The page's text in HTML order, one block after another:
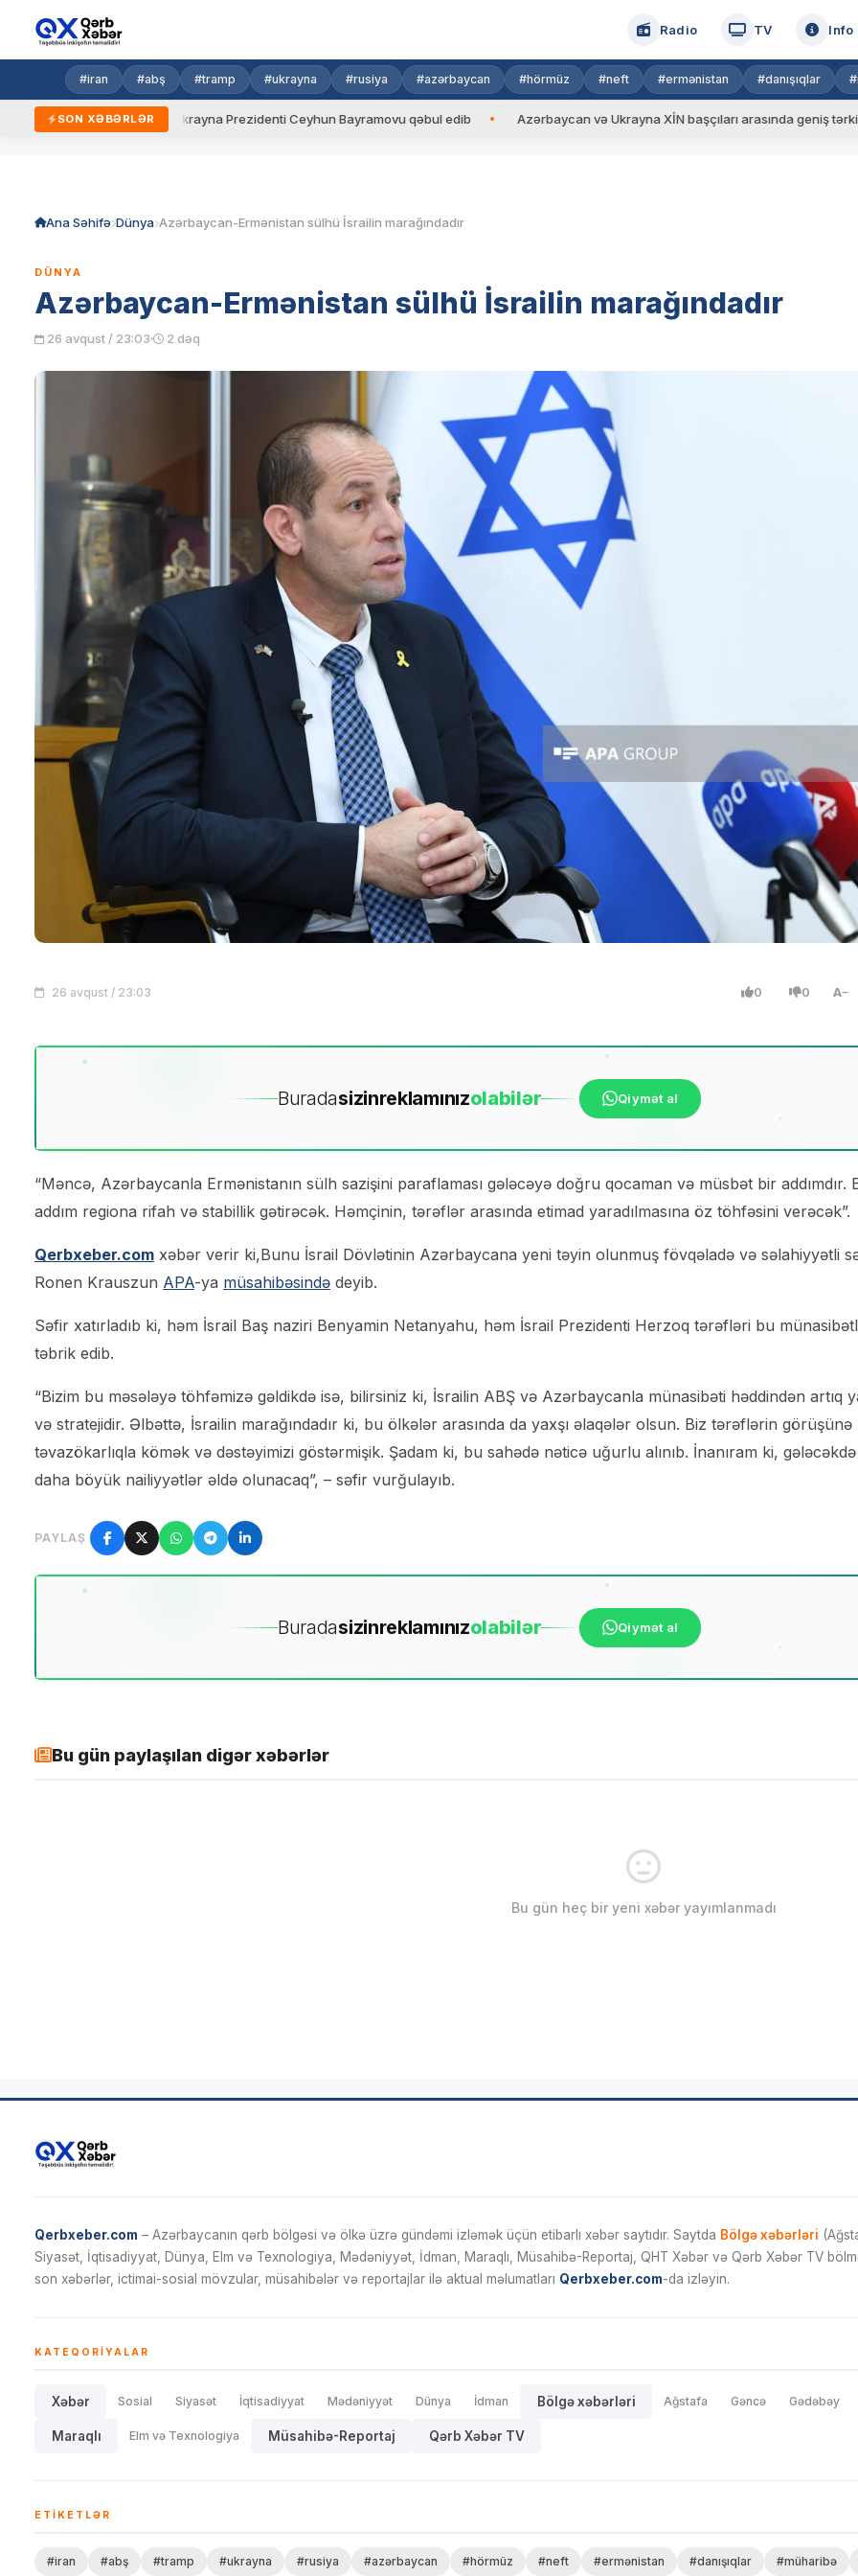
Radio TV Info
#iran #abş #tramp #ukrayna #rusiya #azərbaycan #hörmüz #neft #ermənistan #danışıqlar
SON XƏBƏRLƏR
yeni qaydalar Ukrayna Prezidenti Ceyhun Bayramovu qəbul edib Azərbaycan və Ukrayna XİN başçıları arasında geniş tərkibdə
Ana Səhifə Dünya Azərbaycan-Ermənistan sülhü İsrailin marağındadır
DÜNYA
Azərbaycan-Ermənistan sülhü İsrailin marağındadır
26 avqust / 23:03 2 dəq
26 avqust / 23:03 0 0 A
Buradasizinreklamınızolabilər Qiymət al
“Məncə, Azərbaycanla Ermənistanın sülh sazişini paraflaması gələcəyə doğru qocaman və müsbət bir addımdır.
addım regiona rifah və stabillik gətirəcək. Həmçinin, tərəflər arasında etimad yaradılmasına öz töhfəsini verəcək”.
Qerbxeber.com xəbər verir ki,Bunu İsrail Dövlətinin Azərbaycana yeni təyin olunmuş fövqəladə və səlahiyyətli
Ronen Krauszun APA-ya müsahibəsində deyib.
Səfir xatırladıb ki, həm İsrail Baş naziri Benyamin Netanyahu, həm İsrail Prezidenti Herzoq tərəfləri bu
təbrik edib.
“Bizim bu məsələyə töhfəmizə gəldikdə isə, bilirsiniz ki, İsrailin ABŞ və Azərbaycanla münasibəti həddindən artıq
və stratejidir. Əlbəttə, İsrailin marağındadır ki, bu ölkələr arasında da yaxşı əlaqələr olsun. Biz tərəflərin görüşünə
təvazökarlıqla kömək və dəstəyimizi göstərmişik. Şadam ki, bu sahədə nəticə uğurlu alınıb. İnanıram ki, gələcəkdə
daha böyük nailiyyətlər əldə olunacaq”, – səfir vurğulayıb.
PAYLAŞ
Buradasizinreklamınızolabilər Qiymət al
Bu gün paylaşılan digər xəbərlər
Bu gün heç bir yeni xəbər yayımlanmadı
Qerbxeber.com – Azərbaycanın qərb bölgəsi və ölkə üzrə gündəmi izləmək üçün etibarlı xəbər saytıdır. Saytda Bölgə xəbərləri
Siyasət, İqtisadiyyat, Dünya, Elm və Texnologiya, Mədəniyyət, İdman, Maraqlı, Müsahibə-Reportaj, QHT Xəbər və Qərb Xəbər TV
son xəbərlər, ictimai-sosial mövzular, müsahibələr və reportajlar ilə aktual məlumatları Qerbxeber.com-da izləyin.
KATEQORIYALAR
Xəbər Sosial Siyasət İqtisadiyyat Mədəniyyət Dünya İdman Bölgə xəbərləri Ağstafa Gəncə Gədəbəy
Maraqlı Elm və Texnologiya Müsahibə-Reportaj Qərb Xəbər TV
ETIKETLƏR
#iran #abş #tramp #ukrayna #rusiya #azərbaycan #hörmüz #neft #ermənistan #danışıqlar #müharibə